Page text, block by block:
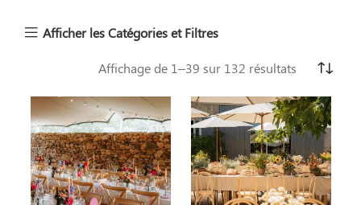
Afficher les Catégories et Filtres
Affichage de 1–39 sur 132 résultats